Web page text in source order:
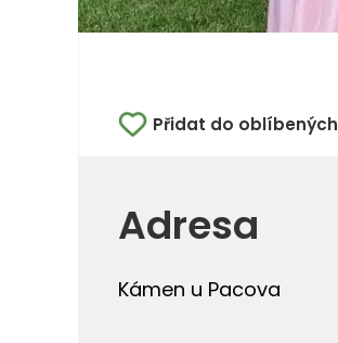
Přidat do oblíbených
Adresa
Kámen u Pacova